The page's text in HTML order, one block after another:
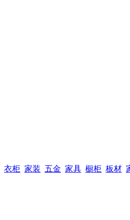
衣柜 家装 五金 家具 橱柜 板材